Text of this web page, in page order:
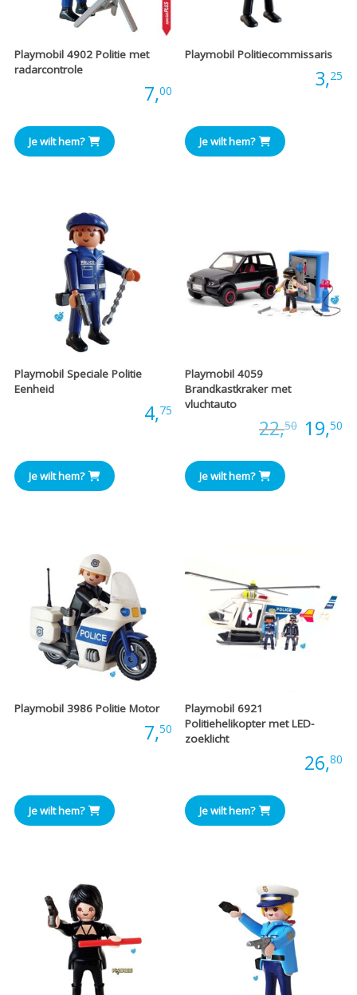
Playmobil 4902 Politie met
radarcontrole
7,00
Je wilt hem?
Playmobil Politiecommissaris
3,25
Je wilt hem?
Playmobil Speciale Politie
Eenheid
4,75
Je wilt hem?
Playmobil 4059
Brandkastkraker met
vluchtauto
22,50 19,50
Je wilt hem?
Playmobil 3986 Politie Motor
7,50
Je wilt hem?
Playmobil 6921
Politiehelikopter met LED-
zoeklicht
26,80
Je wilt hem?